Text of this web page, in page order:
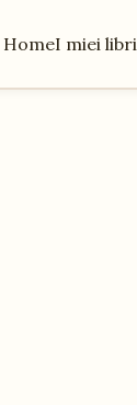
HomeI miei libri